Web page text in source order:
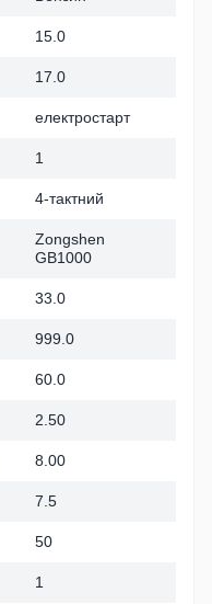
15.0
17.0
електростарт
1
4-тактний
Zongshen
GB1000
33.0
999.0
60.0
2.50
8.00
7.5
50
1